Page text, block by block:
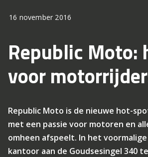
16 november 2016
Republic Moto:
voor
Republic Moto is de nieuwe hot-
met een passie voor motoren en
omheen afspeelt. In het voormalige
kantoor aan de Goudsesingel 340